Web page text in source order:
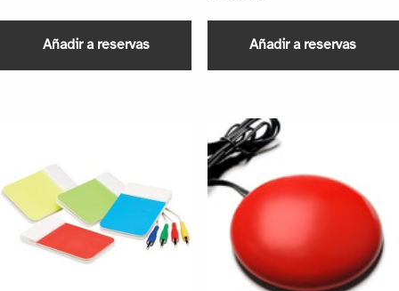
Añadir a reservas Añadir a reservas